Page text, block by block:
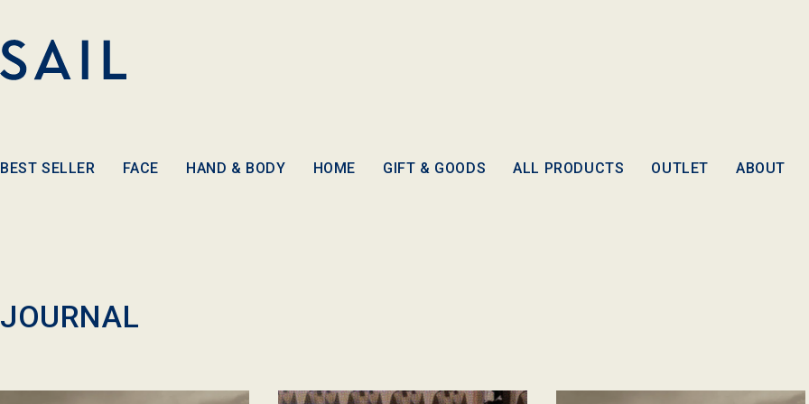
進む
BEST SELLER FACE HAND & BODY HOME GIFT & GOODS ALL PRODUCTS OUTLET ABOUT
JOURNAL